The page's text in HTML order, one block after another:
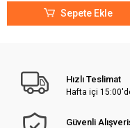
Sepete Ekle
Hızlı Teslimat
Hafta içi
Güvenli